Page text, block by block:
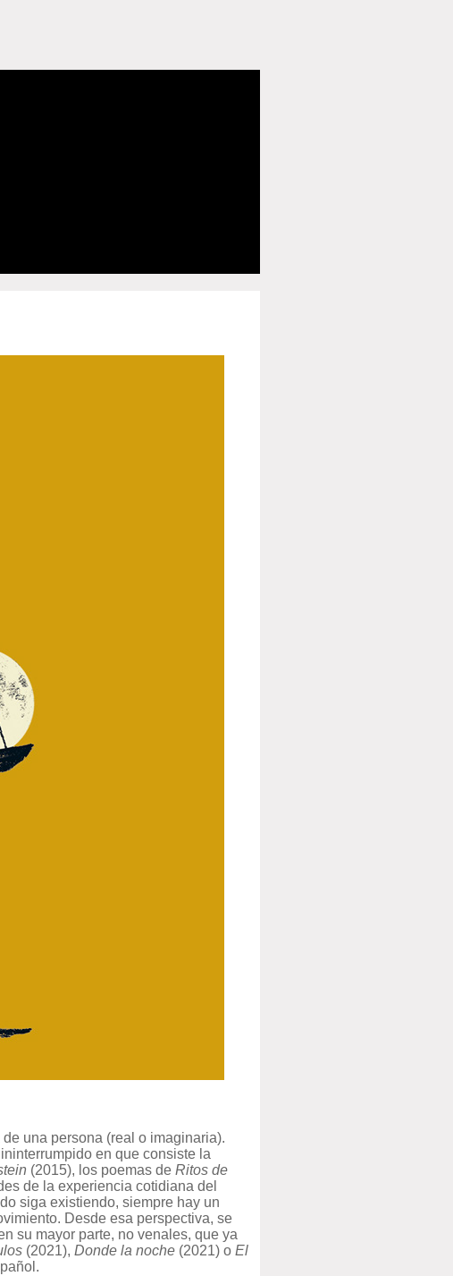
una persona (real o imaginaria).
en que consiste la
(2015), los poemas de Ritos de
de la experiencia cotidiana del
siga existiendo, siempre hay un
Desde esa perspectiva, se
su mayor parte, no venales, que ya
(2021), Donde la noche (2021) o El